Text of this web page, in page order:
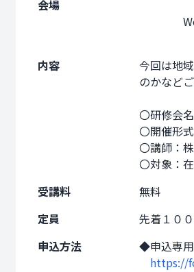
会場
内容
今回は地
のかなど
〇研修会
〇開催形
〇講師：
〇対象：
受講料
無料
定員
先着１０
申込方法
◆申込専用
https://